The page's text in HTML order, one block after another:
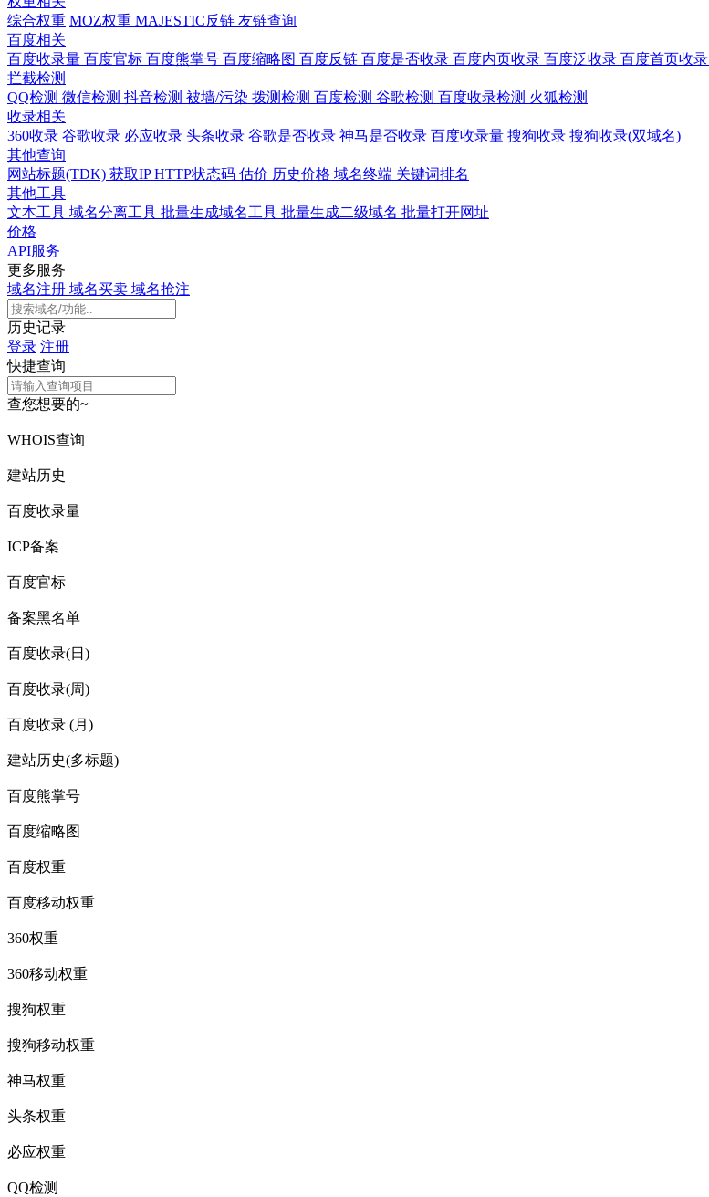
综合权重 MOZ权重 MAJESTIC反链 友链查询
百度相关
百度收录量 百度官标 百度熊掌号 百度缩略图 百度反链 百度是否收录 百度内页收录 百度泛收录 百度首页收录
拦截检测
QQ检测 微信检测 抖音检测 被墙/污染 拨测检测 百度检测 谷歌检测 百度收录检测 火狐检测
收录相关
360收录 谷歌收录 必应收录 头条收录 谷歌是否收录 神马是否收录 百度收录量 搜狗收录 搜狗收录(双域名)
其他查询
网站标题(TDK) 获取IPHTTP状态码 估价 历史价格 域名终端 关键词排名
其他工具
文本工具 域名分离工具 批量生成域名工具 批量生成二级域名 批量打开网址
价格
API服务
更多服务
域名注册 域名买卖 域名抢注
历史记录
登录 注册
快捷查询
查您想要的~
WHOIS查询
建站历史
百度收录量
ICP备案
百度官标
备案黑名单
百度收录(日)
百度收录(周)
百度收录 (月)
建站历史(多标题)
百度熊掌号
百度缩略图
百度权重
百度移动权重
360权重
360移动权重
搜狗权重
搜狗移动权重
神马权重
头条权重
必应权重
QQ检测